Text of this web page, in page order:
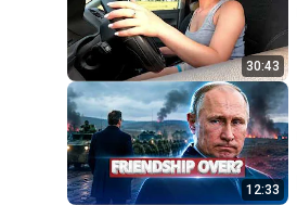
30:43
12:33